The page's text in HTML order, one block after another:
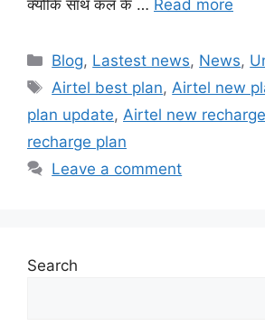
क्योंकि साथ कल के … Read more
Categories
Blog, Lastest news, News,
Tags
Airtel best plan, Airtel new
plan update, Airtel new
recharge plan
Leave a comment
Search